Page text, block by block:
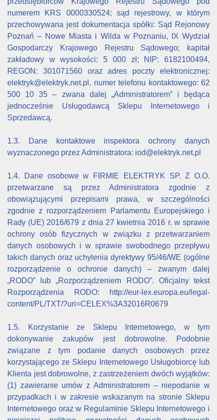
numerem KRS 0000330524; sąd rejestrowy, w którym
przechowywana jest dokumentacja spółki: Sąd Rejonowy
Poznań – Nowe Miasta i Wilda w Poznaniu, IX Wydział
Gospodarczy Krajowego Rejestru Sądowego; kapitał
zakładowy w wysokości: 5 000 zł; NIP: 6182100494,
REGON: 301071560 oraz adres poczty elektronicznej:
elektryk@elektryk.net.pl, numer telefonu kontaktowego: 62
500 10 35 – zwana dalej „Administratorem” i będąca
jednocześnie Usługodawcą Sklepu Internetowego i
Sprzedawcą.
1.3. Dane kontaktowe inspektora ochrony danych
wyznaczonego przez Administratora: iod@elektryk.net.pl
1.4. Dane osobowe w FIRMIE ELEKTRYK SP. Z O.O.
przetwarzane są przez Administratora zgodnie z
obowiązującymi przepisami prawa, w szczególności
zgodnie z rozporządzeniem Parlamentu Europejskiego i
Rady (UE) 2016/679 z dnia 27 kwietnia 2016 r. w sprawie
ochrony osób fizycznych w związku z przetwarzaniem
danych osobowych i w sprawie swobodnego przepływu
takich danych oraz uchylenia dyrektywy 95/46/WE (ogólne
rozporządzenie o ochronie danych) – zwanym dalej
„RODO” lub „Rozporządzeniem RODO”. Oficjalny tekst
Rozporządzenia RODO: http://eur-lex.europa.eu/legal-
content/PL/TXT/?uri=CELEX%3A32016R0679
1.5. Korzystanie ze Sklepu Internetowego, w tym
dokonywanie zakupów jest dobrowolne. Podobnie
związane z tym podanie danych osobowych przez
korzystającego ze Sklepu Internetowego Usługobiorcę lub
Klienta jest dobrowolne, z zastrzeżeniem dwóch wyjątków:
(1) zawieranie umów z Administratorem – niepodanie w
przypadkach i w zakresie wskazanym na stronie Sklepu
Internetowego oraz w Regulaminie Sklepu Internetowego i